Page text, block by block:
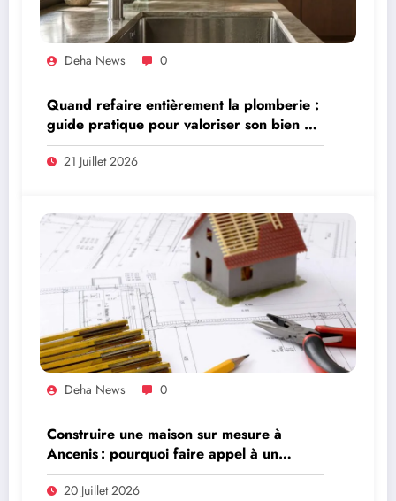
Deha News 0
Quand refaire entièrement la plomberie :
guide pratique pour valoriser son bien à
Oudon et alentours
21 Juillet 2026
Deha News 0
Construire une maison sur mesure à
Ancenis : pourquoi faire appel à un
maître d’œuvre ?
20 Juillet 2026